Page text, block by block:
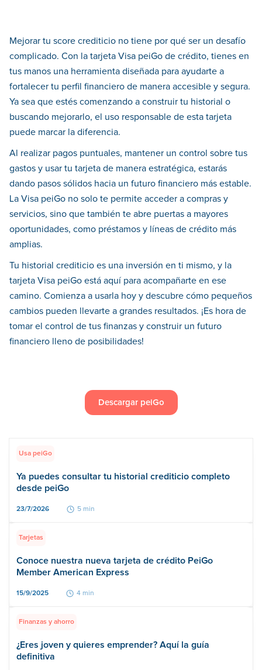
Mejorar tu score crediticio no tiene por qué ser un desafío
complicado. Con la tarjeta Visa peiGo de crédito, tienes en
tus manos una herramienta diseñada para ayudarte a
fortalecer tu perfil financiero de manera accesible y segura.
Ya sea que estés comenzando a construir tu historial o
buscando mejorarlo, el uso responsable de esta tarjeta
puede marcar la diferencia.
Al realizar pagos puntuales, mantener un control sobre tus
gastos y usar tu tarjeta de manera estratégica, estarás
dando pasos sólidos hacia un futuro financiero más estable.
La Visa peiGo no solo te permite acceder a compras y
servicios, sino que también te abre puertas a mayores
oportunidades, como préstamos y líneas de crédito más
amplias.
Tu historial crediticio es una inversión en ti mismo, y la
tarjeta Visa peiGo está aquí para acompañarte en ese
camino. Comienza a usarla hoy y descubre cómo pequeños
cambios pueden llevarte a grandes resultados. ¡Es hora de
tomar el control de tus finanzas y construir un futuro
financiero lleno de posibilidades!
Descargar peiGo
Usa peiGo
Ya puedes consultar tu historial crediticio completo
desde peiGo
23/7/2026 5 min
Tarjetas
Conoce nuestra nueva tarjeta de crédito PeiGo
Member American Express
15/9/2025 4 min
Finanzas y ahorro
¿Eres joven y quieres emprender? Aquí la guía
definitiva